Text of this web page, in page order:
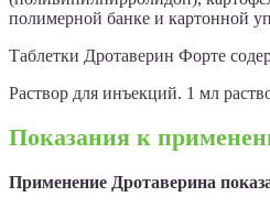
полимерной банке и картонной
Таблетки Дротаверин Форте
Раствор для инъекций. 1 мл
Показания к
Применение Дротаверина